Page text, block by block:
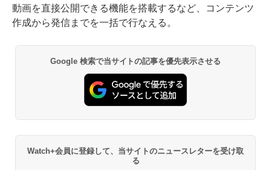
動画を直接公開できる機能を搭載するなど、コンテンツ
作成から発信までを一括で行なえる。
Google 検索で当サイトの記事を優先表示させる
Watch+会員に登録して、当サイトのニュースレターを受け取
る